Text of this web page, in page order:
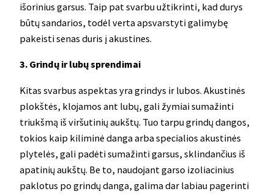
išorinius garsus. Taip pat svarbu užtikrinti, kad durys
būtų sandarios, todėl verta apsvarstyti galimybę
pakeisti senas duris į akustines.
3. Grindų ir lubų sprendimai
Kitas svarbus aspektas yra grindys ir lubos. Akustinės
plokštės, klojamos ant lubų, gali žymiai sumažinti
triukšmą iš viršutinių aukštų. Tuo tarpu grindų dangos,
tokios kaip kiliminė danga arba specialios akustinės
plytelės, gali padėti sumažinti garsus, sklindančius iš
apatinių aukštų. Be to, naudojant garso izoliacinius
paklotus po grindų danga, galima dar labiau pagerinti